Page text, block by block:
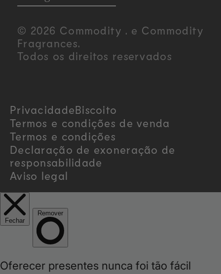
u
n
y
/
r
e
g
o
© 2026 Commodity . e Commodity
Fragrances.
Todos os direitos reservados
PrivacidadeBiscoito
Termos e condições de venda
Termos e condições
Declaração de exoneração de
responsabilidade
Aviso legal